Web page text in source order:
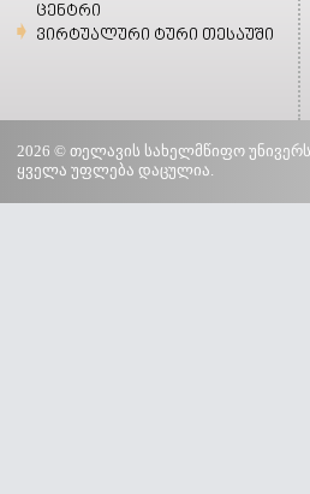
ცენტრი
ვირტუალური ტური თესაუში
2026 © თელავის სახელმწიფო
ყველა უფლება დაცულია.